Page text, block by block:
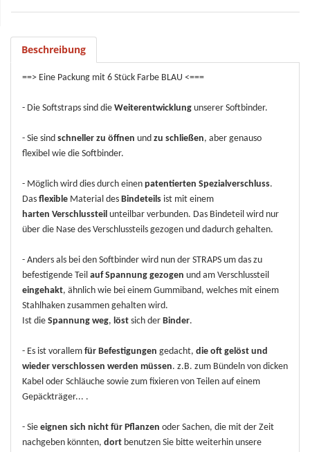
Beschreibung
==> Eine Packung mit 6 Stück Farbe BLAU <===
- Die Softstraps sind die Weiterentwicklung unserer Softbinder.
- Sie sind schneller zu öffnen und zu schließen, aber genauso
flexibel wie die Softbinder.
- Möglich wird dies durch einen patentierten Spezialverschluss.
Das flexible Material des Bindeteils ist mit einem
harten Verschlussteil unteilbar verbunden. Das Bindeteil wird nur
über die Nase des Verschlussteils gezogen und dadurch gehalten.
- Anders als bei den Softbinder wird nun der STRAPS um das zu
befestigende Teil auf Spannung gezogen und am Verschlussteil
eingehakt, ähnlich wie bei einem Gummiband, welches mit einem
Stahlhaken zusammen gehalten wird.
Ist die Spannung weg, löst sich der Binder.
- Es ist vorallem für Befestigungen gedacht, die oft gelöst und
wieder verschlossen werden müssen. z.B. zum Bündeln von dicken
Kabel oder Schläuche sowie zum fixieren von Teilen auf einem
Gepäckträger... .
- Sie eignen sich nicht für Pflanzen oder Sachen, die mit der Zeit
nachgeben könnten, dort benutzen Sie bitte weiterhin unsere